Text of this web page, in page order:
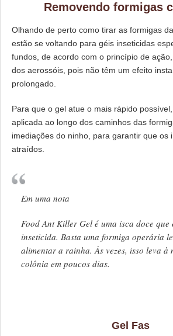
Removendo formigas
Olhando de perto como tirar as formigas
estão se voltando para géis inseticidas
fundos, de acordo com o princípio de
dos aerossóis, pois não têm um efeito
prolongado.
Para que o gel atue o mais rápido
aplicada ao longo dos caminhos das
imediações do ninho, para garantir que os
atraídos.
Em uma nota
Food Ant Killer Gel é uma isca doce que
inseticida. Basta uma formiga operária
alimentar a rainha. Às vezes, isso leva à
colônia em poucos dias.
Gel Fas